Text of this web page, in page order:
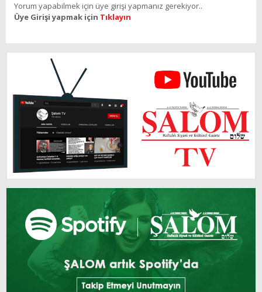
Yorum yapabilmek için üye girişi yapmanız gerekiyor..
Üye Girişi yapmak için Tıklayın